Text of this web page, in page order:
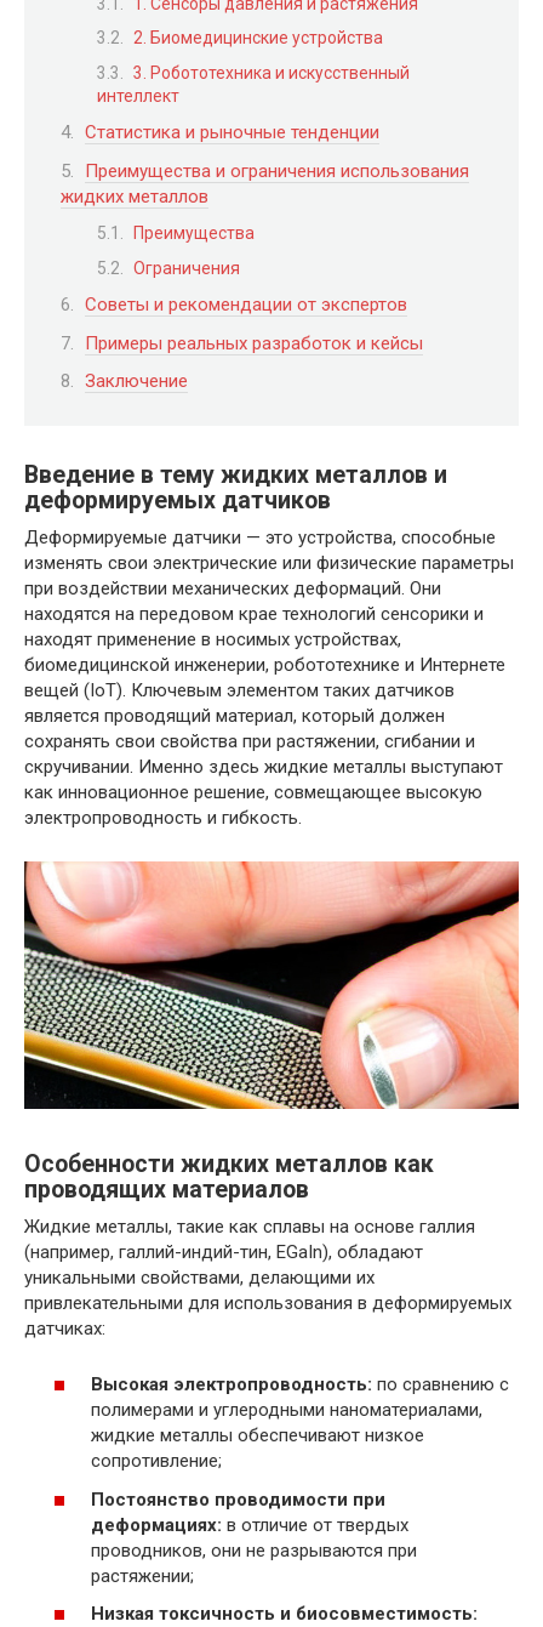
2. Биомедицинские устройства
3. Робототехника и искусственный
интеллект
Статистика и рыночные тенденции
Преимущества и ограничения использования
жидких металлов
Преимущества
Ограничения
Советы и рекомендации от экспертов
Примеры реальных разработок и кейсы
Заключение
Введение в тему жидких металлов и
деформируемых датчиков
Деформируемые датчики — это устройства, способные
изменять свои электрические или физические параметры
при воздействии механических деформаций. Они
находятся на передовом крае технологий сенсорики и
находят применение в носимых устройствах,
биомедицинской инженерии, робототехнике и Интернете
вещей (IoT). Ключевым элементом таких датчиков
является проводящий материал, который должен
сохранять свои свойства при растяжении, сгибании и
скручивании. Именно здесь жидкие металлы выступают
как инновационное решение, совмещающее высокую
электропроводность и гибкость.
Особенности жидких металлов как
проводящих материалов
Жидкие металлы, такие как сплавы на основе галлия
(например, галлий-индий-тин, EGaIn), обладают
уникальными свойствами, делающими их
привлекательными для использования в деформируемых
датчиках:
Высокая электропроводность: по сравнению с
полимерами и углеродными наноматериалами,
жидкие металлы обеспечивают низкое
сопротивление;
Постоянство проводимости при
деформациях: в отличие от твердых
проводников, они не разрываются при
растяжении;
Низкая токсичность и биосовместимость: